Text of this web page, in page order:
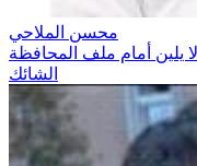
محسن الملاحي
يلين أمام ملف المحافظة
الشائك